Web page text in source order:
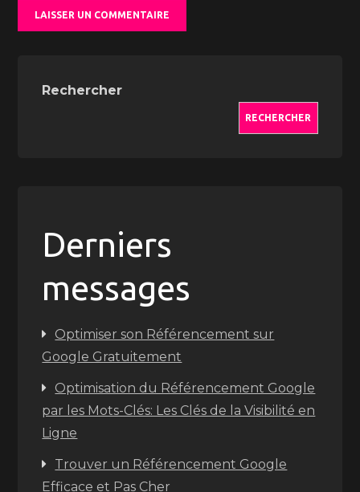
Rechercher
RECHERCHER
Derniers
messages
Optimiser son Référencement sur
Google Gratuitement
Optimisation du Référencement Google
par les Mots-Clés: Les Clés de la Visibilité en
Ligne
Trouver un Référencement Google
Efficace et Pas Cher